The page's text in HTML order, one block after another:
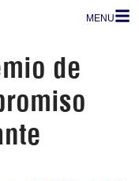
MENU
de